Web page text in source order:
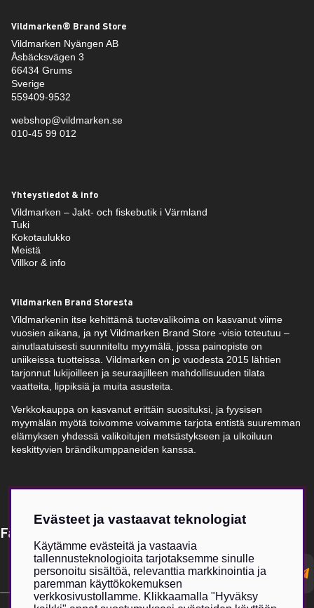
Vildmarken® Brand Store
Vildmarken Nyängen AB
Åsbäcksvägen 3
66434 Grums
Sverige
559409-9532
webshop@vildmarken.se
010-45 99 012
Yhteystiedot & info
Vildmarken – Jakt- och fiskebutik i Värmland
Tuki
Kokotaulukko
Meistä
Villkor & info
Vildmarken Brand Storesta
Vildmarkenin itse kehittämä tuotevalikoima on kasvanut viime
vuosien aikana, ja nyt Vildmarken Brand Store -visio toteutuu –
ainutlaatuisesti suunniteltu myymälä, jossa painopiste on
uniikeissa tuotteissa. Vildmarken on jo vuodesta 2015 lähtien
tarjonnut lukijoilleen ja seuraajilleen mahdollisuuden tilata
vaatteita, lippiksiä ja muita asusteita.
Verkkokauppa on kasvanut erittäin suosituksi, ja fyysisen
myymälän myötä toivomme voivamme tarjota entistä suuremman
elämyksen yhdessä valikoitujen metsästykseen ja ulkoiluun
keskittyvien brändikumppaneiden kanssa.
Få Magasin Vildmarken direkt till din e-post!*
postadress
Evästeet ja vastaavat teknologiat
Käytämme evästeitä ja vastaavia
tallennusteknologioita tarjotaksemme sinulle
personoitu sisältöä, relevanttia markkinointia ja
paremman käyttökokemuksen
verkkosivustollamme. Klikkaamalla "Hyväksy